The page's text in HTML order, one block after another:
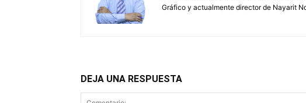
Gráfico y actualmente director de Nayarit
DEJA UNA RESPUESTA